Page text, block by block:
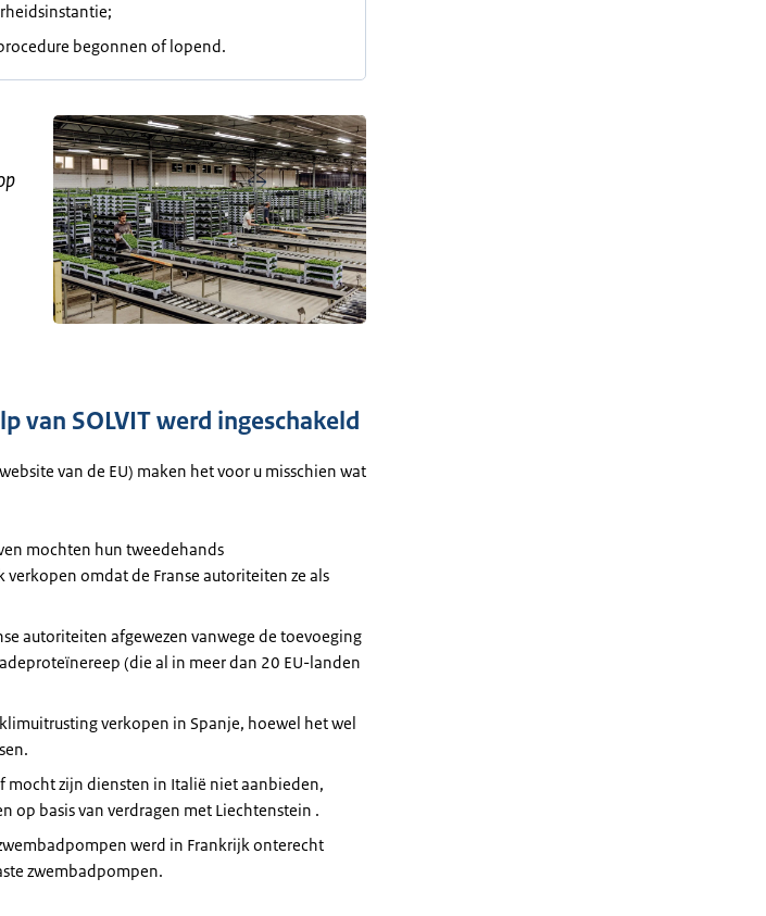
begonnen of lopend.
van SOLVIT werd ingeschakeld
van de EU) maken het voor u misschien wat
mochten hun tweedehands
omdat de Franse autoriteiten ze als
autoriteiten afgewezen vanwege de toevoeging
(die al in meer dan 20 EU-landen
verkopen in Spanje, hoewel het wel
zijn diensten in Italië niet aanbieden,
op basis van verdragen met Liechtenstein .
werd in Frankrijk onterecht
zwembadpompen.